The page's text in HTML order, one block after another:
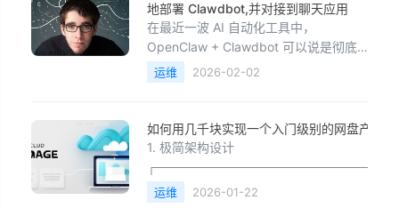
地部署 Clawdbot,并对接到聊天应用
在最近一波 AI 自动化工具中，
OpenClaw + Clawdbot 可以说是彻底
火出圈了。它不仅支持在 Windows 11
本地部署，不依赖云端、不吃高配置，
把 AI 变成真正“能干活”的自动化助手。
无论是消息通知、自动回复，还是执行
定时任
运维 2026-02-02
如何用几千块实现一个入门级别的网盘产品
1. 极简架构设计
&nbsp; &nbsp; &nbsp;乞丐版企业网盘方案
运维 2026-01-22